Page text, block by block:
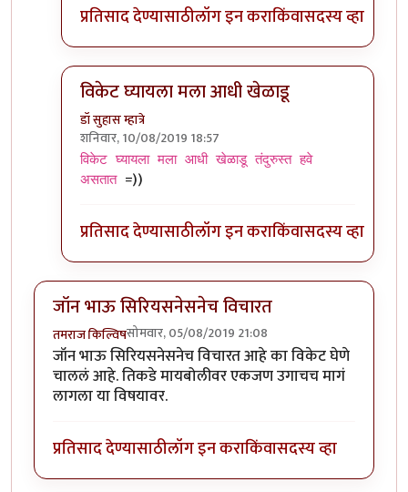
प्रतिसाद देण्यासाठीलॉग इन कराकिंवासदस्य व्हा
विकेट घ्यायला मला आधी खेळाडू
डॉ सुहास म्हात्रे
शनिवार, 10/08/2019 18:57
In reply to कान बंद केल्यावर जर आवाज ऐकू
विकेट घ्यायला मला आधी खेळाडू तंदुरुस्त हवे
असतात =))
प्रतिसाद देण्यासाठीलॉग इन कराकिंवासदस्य व्हा
जॉन भाऊ सिरियसनेसनेच विचारत
तमराज किल्विषसोमवार, 05/08/2019 21:08
जॉन भाऊ सिरियसनेसनेच विचारत आहे का विकेट घेणे
चाललं आहे. तिकडे मायबोलीवर एकजण उगाचच मागं
लागला या विषयावर.
प्रतिसाद देण्यासाठीलॉग इन कराकिंवासदस्य व्हा